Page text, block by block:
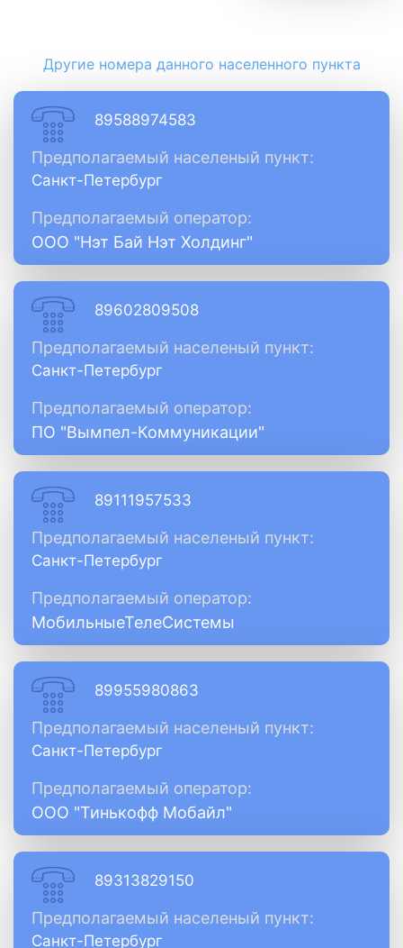
Другие номера данного населенного пункта
89588974583
Предполагаемый населеный пункт:
Санкт-Петербург
Предполагаемый оператор:
ООО "Нэт Бай Нэт Холдинг"
89602809508
Предполагаемый населеный пункт:
Санкт-Петербург
Предполагаемый оператор:
ПО "Вымпел-Коммуникации"
89111957533
Предполагаемый населеный пункт:
Санкт-Петербург
Предполагаемый оператор:
МобильныеТелеСистемы
89955980863
Предполагаемый населеный пункт:
Санкт-Петербург
Предполагаемый оператор:
ООО "Тинькофф Мобайл"
89313829150
Предполагаемый населеный пункт:
Санкт-Петербург